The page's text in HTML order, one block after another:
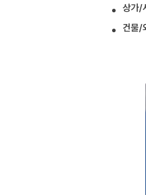
상가/
건물/